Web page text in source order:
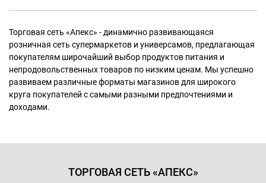
Торговая сеть «Апекс» - динамично развивающаяся
розничная сеть супермаркетов и универсамов, предлагающая
покупателям широчайший выбор продуктов питания и
непродовольственных товаров по низким ценам. Мы успешно
развиваем различные форматы магазинов для широкого
круга покупателей с самыми разными предпочтениями и
доходами.
ТОРГОВАЯ СЕТЬ «АПЕКС»